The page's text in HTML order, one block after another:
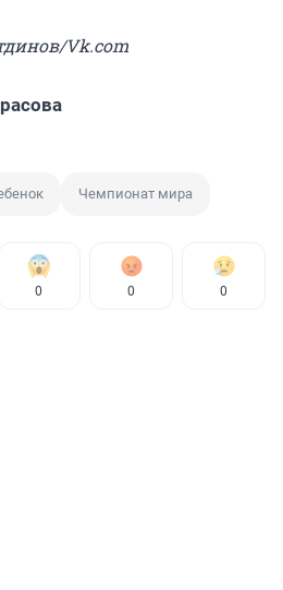
Vk.com
Чемпионат мира
0 0 0